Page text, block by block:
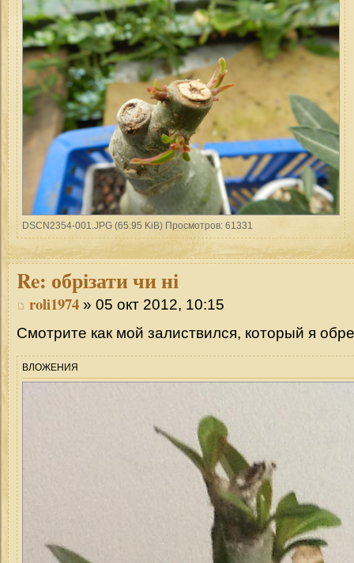
DSCN2354-001.JPG (65.95 KiB) Просмотров: 61331
Re: обрізати чи ні
roli1974 » 05 окт 2012, 10:15
Смотрите как мой залиствился, который я
ВЛОЖЕНИЯ